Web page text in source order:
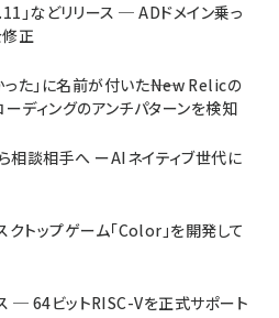
」などリリース ─ ADドメイン乗っ
正
た」に名前が付いた――New Relicの
ディングのアンチパターンを検知
相談相手へ ーAIネイティブ世代に
クトップゲーム「Color」を開発して
─ 64ビットRISC-Vを正式サポート